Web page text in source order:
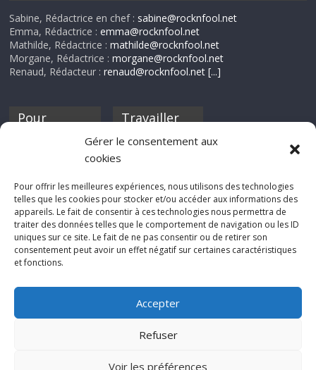
Gérer le consentement aux
cookies
Pour offrir les meilleures expériences, nous utilisons des technologies
telles que les cookies pour stocker et/ou accéder aux informations des
appareils. Le fait de consentir à ces technologies nous permettra de
traiter des données telles que le comportement de navigation ou les ID
uniques sur ce site. Le fait de ne pas consentir ou de retirer son
consentement peut avoir un effet négatif sur certaines caractéristiques
et fonctions.
Accepter
Refuser
Voir les préférences
Sabine, Rédactrice en chef : sabine@rocknfool.net
Emma, Rédactrice :emma@rocknfool.net
Mathilde, Rédactrice :mathilde@rocknfool.net
Morgane, Rédactrice :morgane@rocknfool.net
Renaud, Rédacteur :renaud@rocknfool.net [...]
Pour
discothèque
Travailler
Si tu souhaites
Rocknfool, n'hésite
pas à nous envoyer
tes chroniques de
concerts, de films,
séries ou des billets
d'humeur :
net